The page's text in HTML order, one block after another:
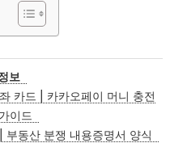
보
카드 | 카카오페이 머니 충전
이드
부동산 분쟁 내용증명서 양식